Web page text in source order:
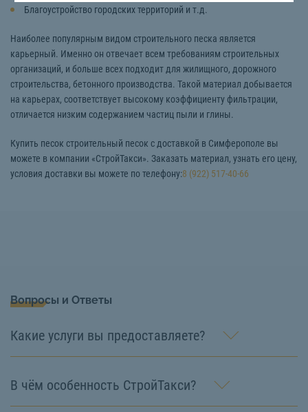
Благоустройство городских территорий и т.д.
Наиболее популярным видом строительного песка является
карьерный. Именно он отвечает всем требованиям строительных
организаций, и больше всех подходит для жилищного, дорожного
строительства, бетонного производства. Такой материал добывается
на карьерах, соответствует высокому коэффициенту фильтрации,
отличается низким содержанием частиц пыли и глины.
Купить песок строительный песок с доставкой в Симферополе вы
можете в компании «СтройТакси». Заказать материал, узнать его цену,
условия доставки вы можете по телефону:8 (922) 517-40-66
Вопросы и Ответы
Какие услуги вы предоставляете?
В чём особенность СтройТакси?